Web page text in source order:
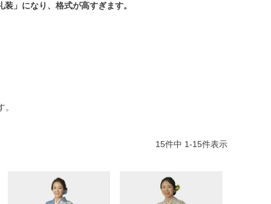
」になり、格式が高すぎます。
15件中 1-15件表示